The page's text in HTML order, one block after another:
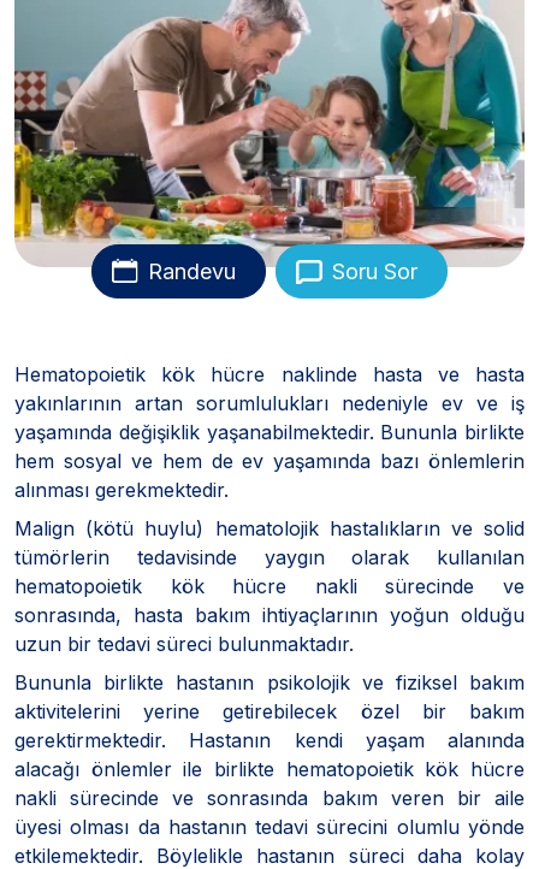
Randevu Soru Sor
Hematopoietik kök hücre naklinde hasta ve hasta
yakınlarının artan sorumlulukları nedeniyle ev ve iş
yaşamında değişiklik yaşanabilmektedir. Bununla birlikte
hem sosyal ve hem de ev yaşamında bazı önlemlerin
alınması gerekmektedir.
Malign (kötü huylu) hematolojik hastalıkların ve solid
tümörlerin tedavisinde yaygın olarak kullanılan
hematopoietik kök hücre nakli sürecinde ve
sonrasında, hasta bakım ihtiyaçlarının yoğun olduğu
uzun bir tedavi süreci bulunmaktadır.
Bununla birlikte hastanın psikolojik ve fiziksel bakım
aktivitelerini yerine getirebilecek özel bir bakım
gerektirmektedir. Hastanın kendi yaşam alanında
alacağı önlemler ile birlikte hematopoietik kök hücre
nakli sürecinde ve sonrasında bakım veren bir aile
üyesi olması da hastanın tedavi sürecini olumlu yönde
etkilemektedir. Böylelikle hastanın süreci daha kolay